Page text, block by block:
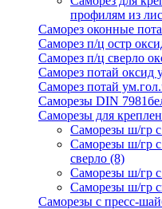
профилям из
Саморез оконные
Саморез п/ц остр
Саморез п/ц сверло
Саморез потай оксид
Саморез потай
Саморезы DIN
Саморезы для
Саморезы ш/гр с
Саморезы ш/гр с
сверло (8)
Саморезы ш/гр
Саморезы ш/гр
Саморезы с пресс-